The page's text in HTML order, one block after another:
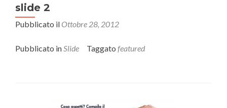
slide 2
Pubblicato il Ottobre 28, 2012
Pubblicato in Slide Taggato featured